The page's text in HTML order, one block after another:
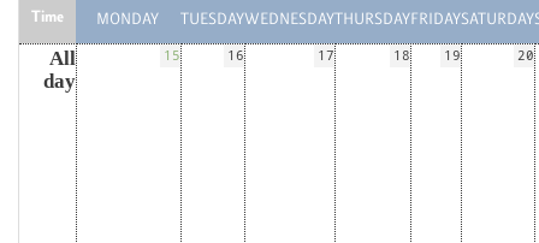
Time MONDAY TUESDAYWEDNESDAY THURSDAY FRIDAYSATURDAY
All
day
15 16 17 18 19 20